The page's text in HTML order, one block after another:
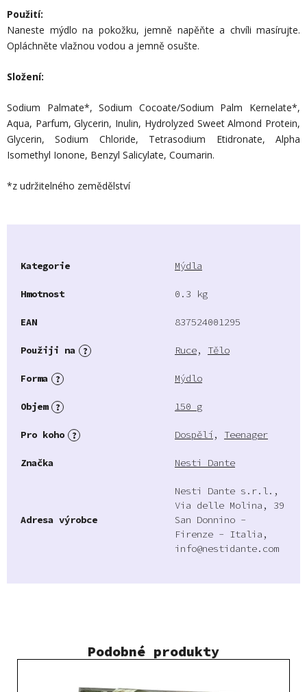
Použití:
Naneste mýdlo na pokožku, jemně napěňte a chvíli masírujte.
Opláchněte vlažnou vodou a jemně osušte.
Složení:
Sodium Palmate*, Sodium Cocoate/Sodium Palm Kernelate*,
Aqua, Parfum, Glycerin, Inulin, Hydrolyzed Sweet Almond Protein,
Glycerin, Sodium Chloride, Tetrasodium Etidronate, Alpha
Isomethyl Ionone, Benzyl Salicylate, Coumarin.
*z udržitelného zemědělství
Kategorie Mýdla
Hmotnost 0.3 kg
EAN 837524001295
?
Použiji na Ruce, Tělo
?
Forma Mýdlo
?
Objem 150 g
?
Pro koho Dospělí , Teenager
Značka Nesti Dante
Adresa výrobce
Nesti Dante s.r.l.,
Via delle Molina, 39
San Donnino -
Firenze - Italia,
info@nestidante.com
Podobné produkty